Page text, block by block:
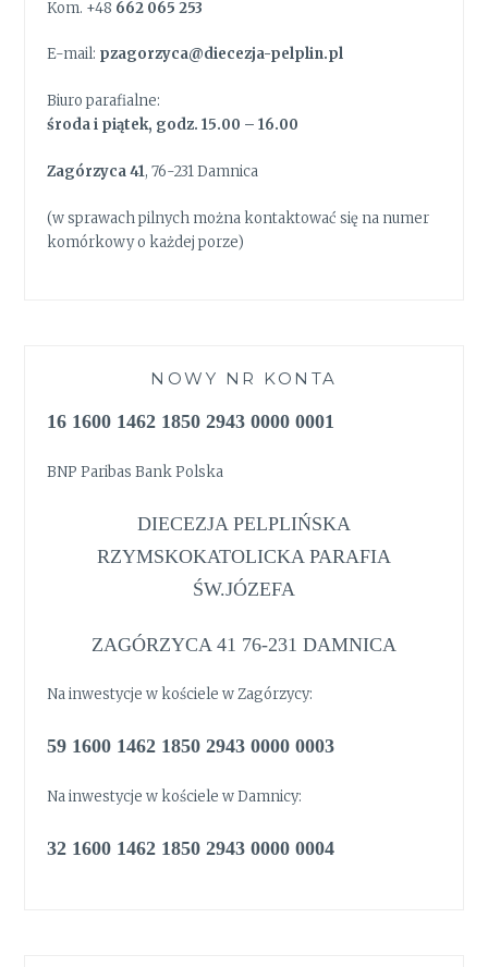
Kom. +48 662 065 253
E-mail: pzagorzyca@diecezja-pelplin.pl
Biuro parafialne:
środa i piątek, godz. 15.00 – 16.00
Zagórzyca 41, 76-231 Damnica
(w sprawach pilnych można kontaktować się na numer
komórkowy o każdej porze)
NOWY NR KONTA
16 1600 1462 1850 2943 0000 0001
BNP Paribas Bank Polska
DIECEZJA PELPLIŃSKA
RZYMSKOKATOLICKA PARAFIA
ŚW.JÓZEFA
ZAGÓRZYCA 41 76-231 DAMNICA
Na inwestycje w kościele w Zagórzycy:
59 1600 1462 1850 2943 0000 0003
Na inwestycje w kościele w Damnicy:
32 1600 1462 1850 2943 0000 0004